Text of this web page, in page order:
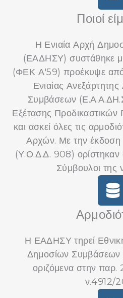
Ποιοί
Η Ενιαία Αρχή
(ΕΑΔΗΣΥ) συστάθηκε
(ΦΕΚ Α'59) προέκυψε
Ενιαίας
Συμβάσεων
Εξέτασης
και ασκεί όλες τις
Αρχών. Με την
(Υ.Ο.Δ.Δ. 908) ορίστηκαν
Σύμβουλοι της
Η ΕΑΔΗΣΥ τηρεί
Δημοσίων Συμβάσεων
οριζόμενα στην παρ.
ν.4912/